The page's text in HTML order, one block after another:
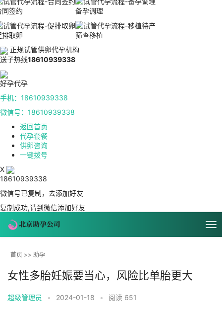
同签约 备孕调理
排取卵
筛查移植
正规试管供卵代孕机构
送子热线18610939338
好孕代孕
手机：18610939338
微信号：18610939338
返回首页
代孕套餐
供卵咨询
一键拨号
X
18610939338
微信号已复制，去添加好友
复制成功,请到微信添加好友
首页 >> 助孕
女性多胎妊娠要当心，风险比单胎更大
超级管理员 • 2024-01-18 • 阅读 651